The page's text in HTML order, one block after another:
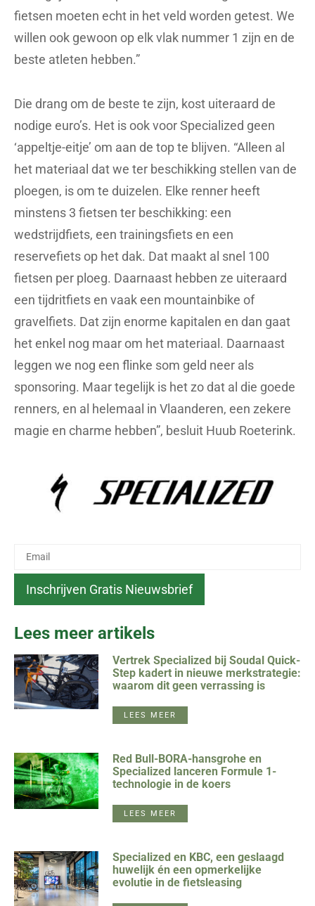
fietsen moeten echt in het veld worden getest. We
willen ook gewoon op elk vlak nummer 1 zijn en de
beste atleten hebben.”
Die drang om de beste te zijn, kost uiteraard de
nodige euro’s. Het is ook voor Specialized geen
‘appeltje-eitje’ om aan de top te blijven. “Alleen al
het materiaal dat we ter beschikking stellen van de
ploegen, is om te duizelen. Elke renner heeft
minstens 3 fietsen ter beschikking: een
wedstrijdfiets, een trainingsfiets en een
reservefiets op het dak. Dat maakt al snel 100
fietsen per ploeg. Daarnaast hebben ze uiteraard
een tijdritfiets en vaak een mountainbike of
gravelfiets. Dat zijn enorme kapitalen en dan gaat
het enkel nog maar om het materiaal. Daarnaast
leggen we nog een flinke som geld neer als
sponsoring. Maar tegelijk is het zo dat al die goede
renners, en al helemaal in Vlaanderen, een zekere
magie en charme hebben”, besluit Huub Roeterink.
Lees meer artikels
Vertrek Specialized bij Soudal Quick-
Step kadert in nieuwe merkstrategie:
waarom dit geen verrassing is
LEES MEER
Red Bull-BORA-hansgrohe en
Specialized lanceren Formule 1-
technologie in de koers
LEES MEER
Specialized en KBC, een geslaagd
huwelijk én een opmerkelijke
evolutie in de fietsleasing